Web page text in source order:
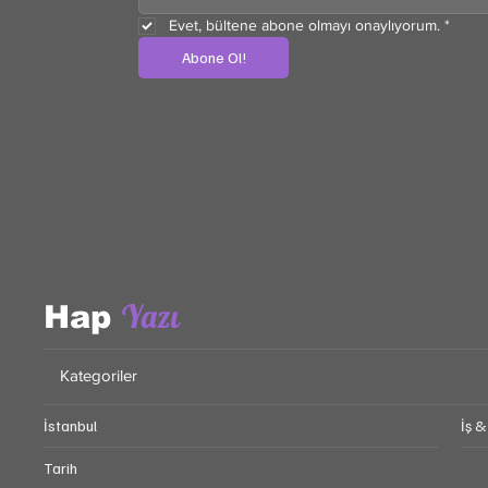
Evet, bültene abone olmayı onaylıyorum. *
Abone Ol!
HapYazı
Kategoriler
İstanbul
Tarih
İş